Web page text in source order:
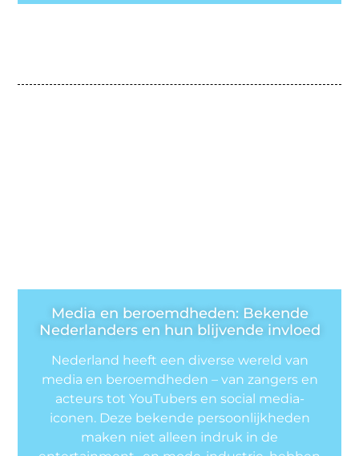
Media en beroemdheden: Bekende
Nederlanders en hun blijvende invloed
Nederland heeft een diverse wereld van
media en beroemdheden – van zangers en
acteurs tot YouTubers en social media-
iconen. Deze bekende persoonlijkheden
maken niet alleen indruk in de